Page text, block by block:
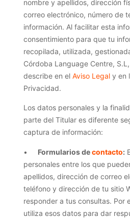
nombre y apellidos, dirección
correo electrónico, número de
información. Al facilitar esta
consentimiento para que tu
recopilada, utilizada,
Córdoba Language Centre,
describe en el Aviso Legal y en
Privacidad.
Los datos personales y la
parte del Titular es diferente
captura de información:
• Formularios decontacto:
personales entre los que
apellidos, dirección de correo
teléfono y dirección de tu sitio
responder a tus consultas. Por
utiliza esos datos para dar